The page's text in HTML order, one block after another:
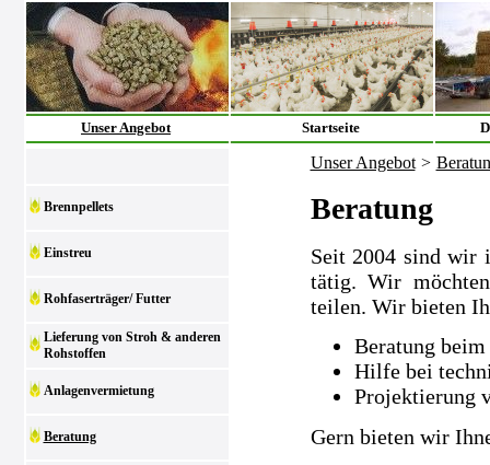
Unser Angebot Startseite
Brennpellets
Einstreu
Rohfaserträger/ Futter
Lieferung von Stroh & anderen
Rohstoffen
Anlagenvermietung
Beratung
Unser Angebot >
Beratung
Seit 2004 sind wir
tätig. Wir
teilen. Wir bieten
Beratung
Hilfe bei
Projektierung
Gern bieten wir